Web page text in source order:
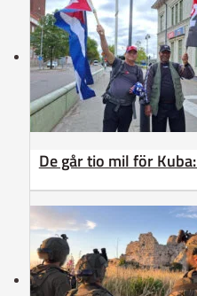
De går tio mil för